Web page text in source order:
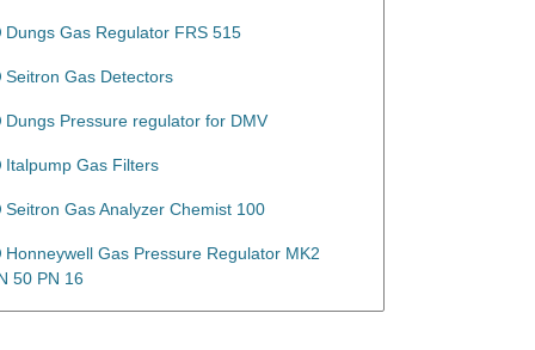
Dungs Gas Regulator FRS 515
Seitron Gas Detectors
Dungs Pressure regulator for DMV
Italpump Gas Filters
Seitron Gas Analyzer Chemist 100
Honneywell Gas Pressure Regulator MK2
50 PN 16